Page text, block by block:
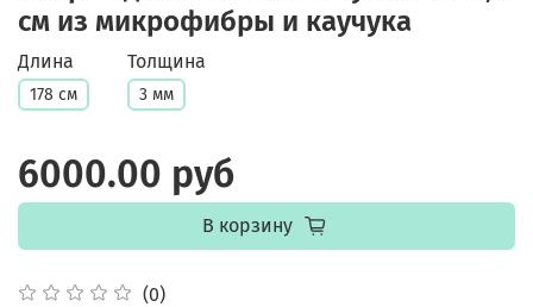
см из микрофибры и каучука
(0)
Длина
178 см
Толщина
3 мм
6000.00 руб
В корзину